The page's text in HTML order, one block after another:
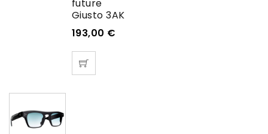
future
Giusto 3AK
193,00 €